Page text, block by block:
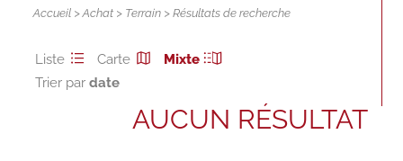
Accueil >Achat > Terrain > Résultats de recherche
Liste Carte
Mixte
Trier par
AUCUN RÉSULTAT